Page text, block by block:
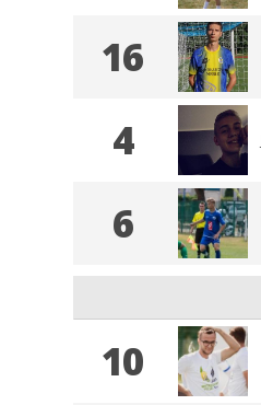
16
4
6
10